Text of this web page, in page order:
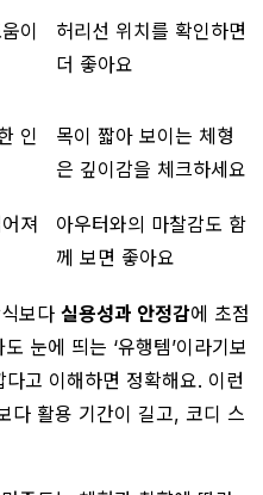
이
허리선 위치를 확인하면
더 좋아요
인
목이 짧아 보이는 체형
은 깊이감을 체크하세요
져
아우터와의 마찰감도 함
께 보면 좋아요
보다 실용성과 안정감에 초점
눈에 띄는 ‘유행템’이라기보
고 이해하면 정확해요. 이런
다 활용 기간이 길고, 코디 스